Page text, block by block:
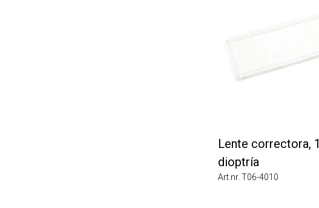
Lente correctora, 1,0
dioptría
Art.nr. T06-4010